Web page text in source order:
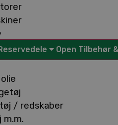
Open Tilbehør
/ redskaber
m.m.